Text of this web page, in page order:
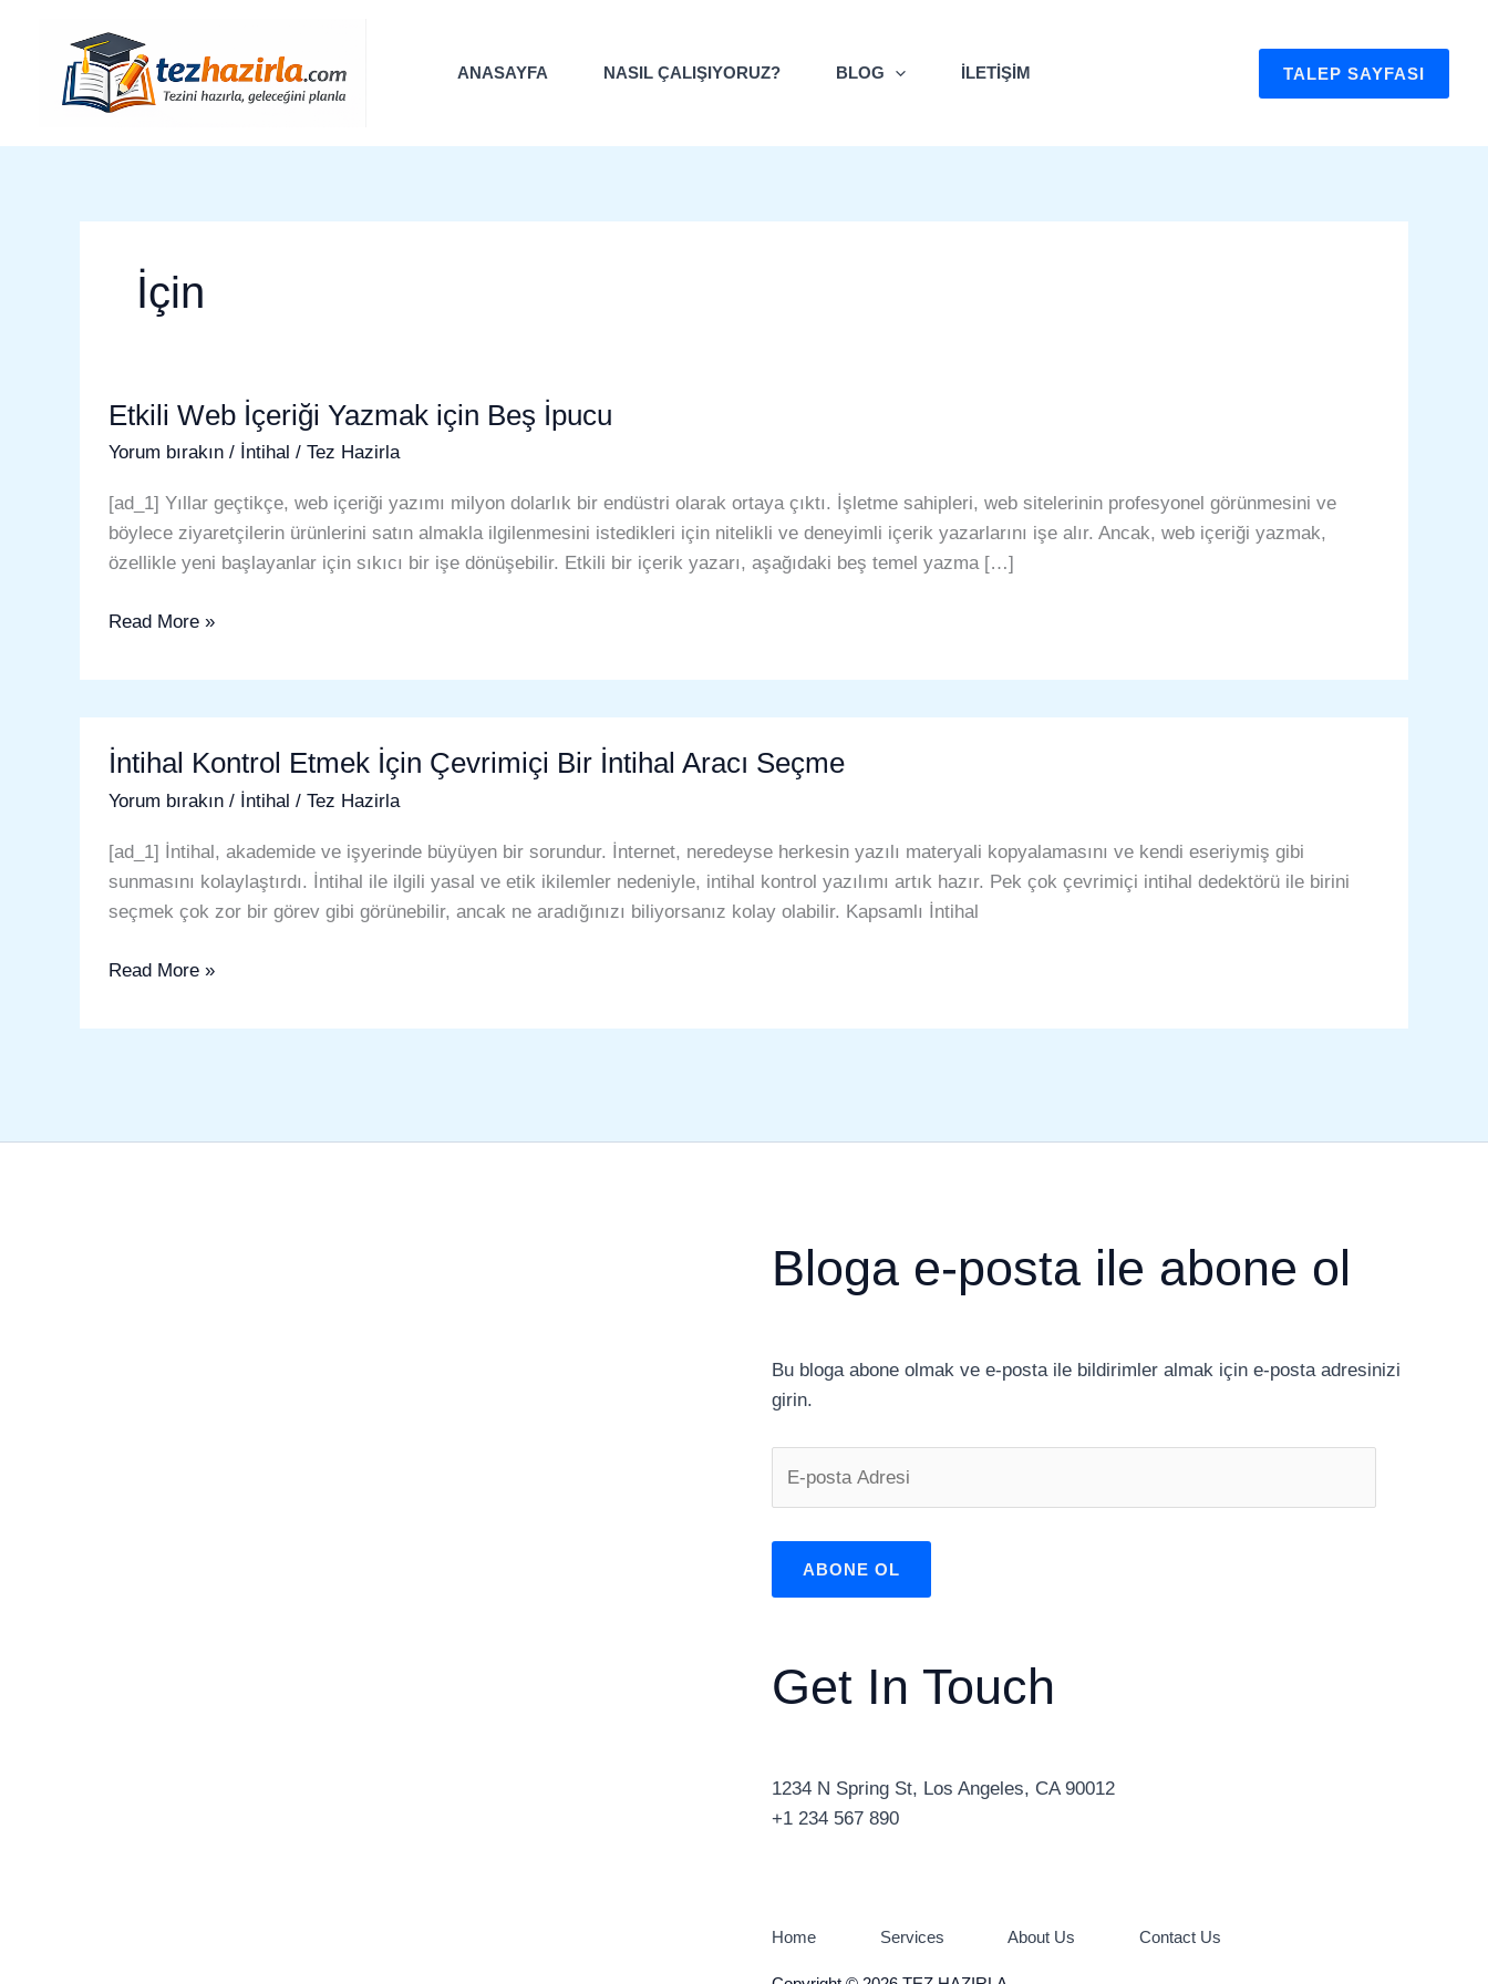
ANASAYFA NASIL ÇALIŞIYORUZ? BLOG İLETIŞIM TALEP SAYFASI
İçin
Etkili Web İçeriği Yazmak için Beş İpucu
Yorum bırakın / İntihal / Tez Hazirla
[ad_1] Yıllar geçtikçe, web içeriği yazımı milyon dolarlık bir endüstri olarak ortaya çıktı. İşletme sahipleri, web sitelerinin profesyonel görünmesini ve
böylece ziyaretçilerin ürünlerini satın almakla ilgilenmesini istedikleri için nitelikli ve deneyimli içerik yazarlarını işe alır. Ancak, web içeriği yazmak,
özellikle yeni başlayanlar için sıkıcı bir işe dönüşebilir. Etkili bir içerik yazarı, aşağıdaki beş temel yazma […]
Web
İçeriği
için
Beş
İpucu
Read More »
İntihal Kontrol Etmek İçin Çevrimiçi Bir İntihal Aracı Seçme
Yorum bırakın / İntihal / Tez Hazirla
[ad_1] İntihal, akademide ve işyerinde büyüyen bir sorundur. İnternet, neredeyse herkesin yazılı materyali kopyalamasını ve kendi eseriymiş gibi
sunmasını kolaylaştırdı. İntihal ile ilgili yasal ve etik ikilemler nedeniyle, intihal kontrol yazılımı artık hazır. Pek çok çevrimiçi intihal dedektörü ile birini
seçmek çok zor bir görev gibi görünebilir, ancak ne aradığınızı biliyorsanız kolay olabilir. Kapsamlı İntihal
Kontrol
Etmek
Çevrimiçi
Bir
İntihal
Seçme
Read More »
Bloga e-posta ile abone ol
Bu bloga abone olmak ve e-posta ile bildirimler almak için e-posta adresinizi
girin.
Adresi
ABONE OL
Get In Touch
1234 N Spring St, Los Angeles, CA 90012
+1 234 567 890
Home Services About Us Contact Us